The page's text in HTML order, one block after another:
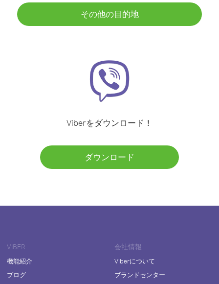
その他の目的地
Viberをダウンロード！
ダウンロード
VIBER
機能紹介
ブログ
会社情報
Viberについて
ブランドセンター